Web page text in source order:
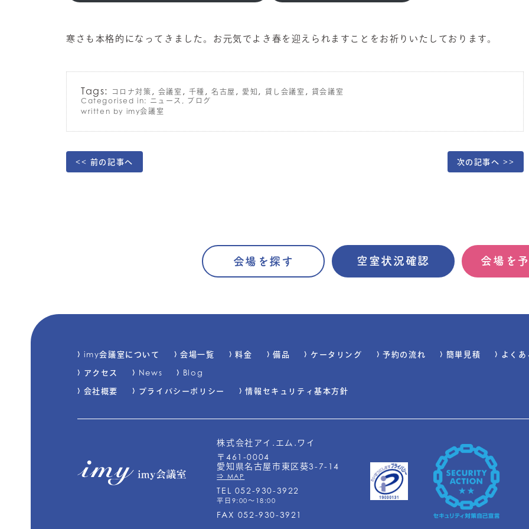
寒さも本格的になってきました。お元気でよき春を迎えられますことをお祈りいたしております。
Tags: コロナ対策 , 会議室 , 千種 ,名古屋 , 愛知 , 貸し会議室 , 貸会議室
Categorised in: ニュース , ブログ
written by imy会議室
<< 前の記事へ 次の記事へ >>
会場を探す 空室状況確認 会場を
imy会議室について 会場一覧 料金 備品 ケータリング 予約の流れ 簡単見積
よく
アクセス
News
Blog
会社概要
プライバシーポリシー 情報セキュリティ基本方針
株式会社アイ.エム.ワイ
〒461-0004
愛知県名古屋市東区葵3-7-14
⇒ MAP
TEL 052-930-3922
平日9:00～18:00
FAX 052-930-3921